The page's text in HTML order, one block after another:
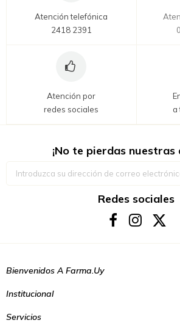
Atención telefónica
2418 2391
Atención por
redes sociales
a
¡No te pierdas
Redes sociales
Bienvenidos A Farma.uy
Institucional
Servicios